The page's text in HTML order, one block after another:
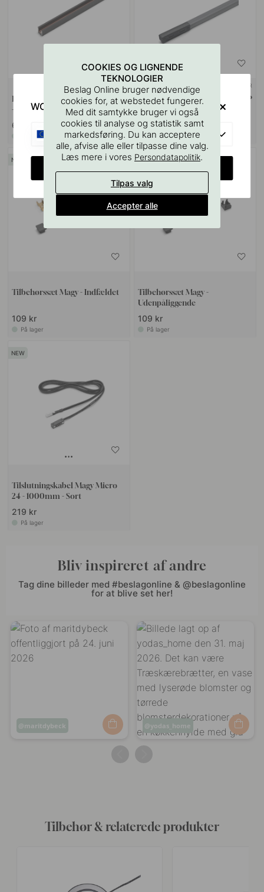
Elektrificeret Skinne Magy 24V
- 2000mm - Sort
699 kr
På lager
+ LÆNGDER
LED-Profil Magy Plus UHEP CSP
24V - Grå
599 kr
På lager
Tilbehørssæt Magy - Indfældet
109 kr
På lager
Tilbehørssæt Magy -
Udenpåliggende
109 kr
På lager
Tilslutningskabel Magy Micro
24 - 1000mm - Sort
219 kr
På lager
Bliv inspireret af andre
Tag dine billeder med #beslagonline & @beslagonline
for at blive set her!
Opslag
maritdybeck
Opslag
af
yodas_home
Tilbehør & relaterede produkter
COOKIES OG LIGNENDE
TEKNOLOGIER
Beslag Online bruger nødvendige
cookies for, at webstedet fungerer.
Med dit samtykke bruger vi også
cookies til analyse og statistik samt
markedsføring. Du kan acceptere
alle, afvise alle eller tilpasse dine valg.
Læs mere i vores Persondatapolitik.
Tilpas valg
Accepter alle
WOULD YOU RATHER VISIT?
EU